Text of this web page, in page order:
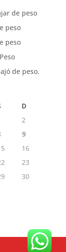
de peso
peso
peso
de peso.
D
2
9
16
23
30